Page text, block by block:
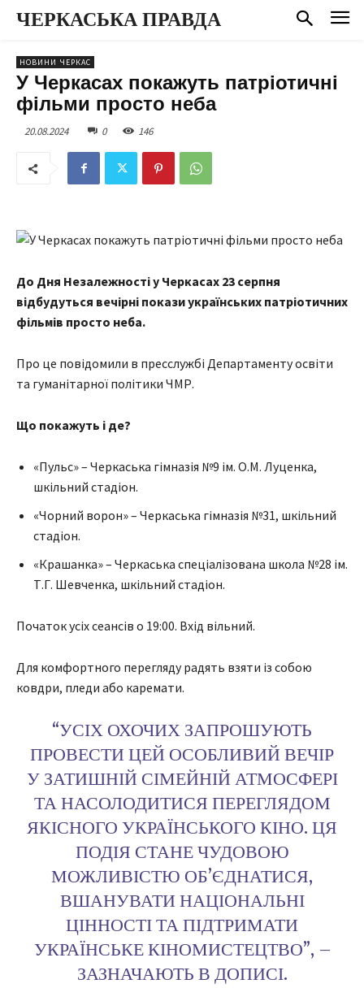
ЧЕРКАСЬКА ПРАВДА
НОВИНИ ЧЕРКАС
У Черкасах покажуть патріотичні
фільми просто неба
20.08.2024 0 146
До Дня Незалежності у Черкасах 23 серпня
відбудуться вечірні покази українських патріотичних
фільмів просто неба.
Про це повідомили в пресслужбі Департаменту освіти
та гуманітарної політики ЧМР.
Що покажуть і де?
«Пульс» – Черкаська гімназія №9 ім. О.М. Луценка,
шкільний стадіон.
«Чорний ворон» – Черкаська гімназія №31, шкільний
стадіон.
«Крашанка» – Черкаська спеціалізована школа №28 ім.
Т.Г. Шевченка, шкільний стадіон.
Початок усіх сеансів о 19:00. Вхід вільний.
Для комфортного перегляду радять взяти із собою
ковдри, пледи або каремати.
“УСІХ ОХОЧИХ ЗАПРОШУЮТЬ
ПРОВЕСТИ ЦЕЙ ОСОБЛИВИЙ ВЕЧІР
У ЗАТИШНІЙ СІМЕЙНІЙ АТМОСФЕРІ
ТА НАСОЛОДИТИСЯ ПЕРЕГЛЯДОМ
ЯКІСНОГО УКРАЇНСЬКОГО КІНО. ЦЯ
ПОДІЯ СТАНЕ ЧУДОВОЮ
МОЖЛИВІСТЮ ОБ’ЄДНАТИСЯ,
ВШАНУВАТИ НАЦІОНАЛЬНІ
ЦІННОСТІ ТА ПІДТРИМАТИ
УКРАЇНСЬКЕ КІНОМИСТЕЦТВО”, –
ЗАЗНАЧАЮТЬ В ДОПИСІ.